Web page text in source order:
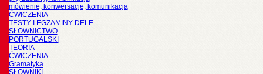
mówienie, konwersacje, komunikacja
ĆWICZENIA
TESTY I EGZAMINY DELE
SŁOWNICTWO
PORTUGALSKI
TEORIA
ĆWICZENIA
Gramatyka
SŁOWNIKI